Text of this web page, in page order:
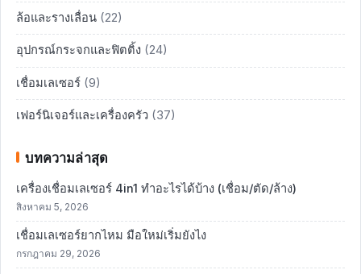
ล้อและรางเลื่อน (22)
อุปกรณ์กระจกและฟิตติ้ง (24)
เชื่อมเลเซอร์ (9)
เฟอร์นิเจอร์และเครื่องครัว (37)
บทความล่าสุด
เครื่องเชื่อมเลเซอร์ 4in1 ทำอะไรได้บ้าง (เชื่อม/ตัด/ล้าง)
สิงหาคม 5, 2026
เชื่อมเลเซอร์ยากไหม มือใหม่เริ่มยังไง
กรกฎาคม 29, 2026